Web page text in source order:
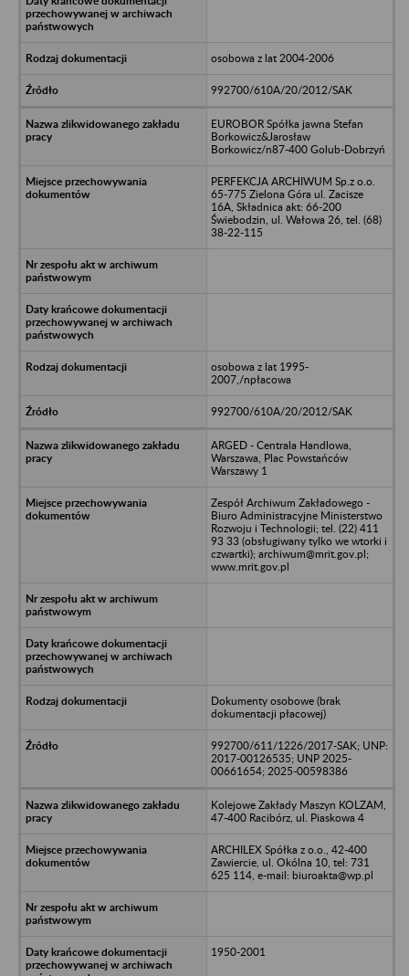
osobowa z lat 2004-2006
992700/610A/20/2012/SAK
EUROBOR Spółka jawna Stefan
Borkowicz&Jarosław
Borkowicz/n87-400 Golub-Dobrzyń
PERFEKCJA ARCHIWUM Sp.z o.o.
65-775 Zielona Góra ul. Zacisze
16A, Składnica akt: 66-200
Świebodzin, ul. Wałowa 26, tel. (68)
38-22-115
osobowa z lat 1995-
2007,/npłacowa
992700/610A/20/2012/SAK
ARGED - Centrala Handlowa,
Warszawa, Plac Powstańców
Warszawy 1
Zespół Archiwum Zakładowego -
Biuro Administracyjne Ministerstwo
Rozwoju i Technologii; tel. (22) 411
93 33 (obsługiwany tylko we wtorki i
czwartki); archiwum@mrit.gov.pl;
www.mrit.gov.pl
Dokumenty osobowe (brak
dokumentacji płacowej)
992700/611/1226/2017-SAK; UNP:
2017-00126535; UNP 2025-
00661654; 2025-00598386
Kolejowe Zakłady Maszyn KOLZAM,
47-400 Racibórz, ul. Piaskowa 4
ARCHILEX Spółka z o.o., 42-400
Zawiercie, ul. Okólna 10, tel: 731
625 114, e-mail: biuroakta@wp.pl
1950-2001